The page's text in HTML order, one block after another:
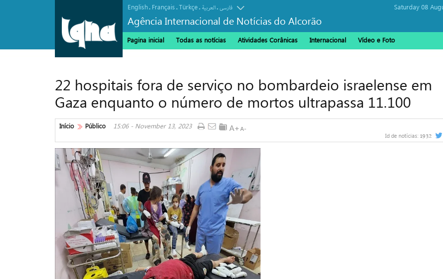
English. Français.Türkçe. العربیة.فارسی
Agência Internacional de Notícias do Alcorão
Saturday 08
Pagina inicial Todas as notícias Atividades Corânicas Internacional Vídeo e Foto
22 hospitais fora de serviço no bombardeio israelense em
Gaza enquanto o número de mortos ultrapassa 11.100
Início Público 15:06 - November 13, 2023
Id de notícias: 1932